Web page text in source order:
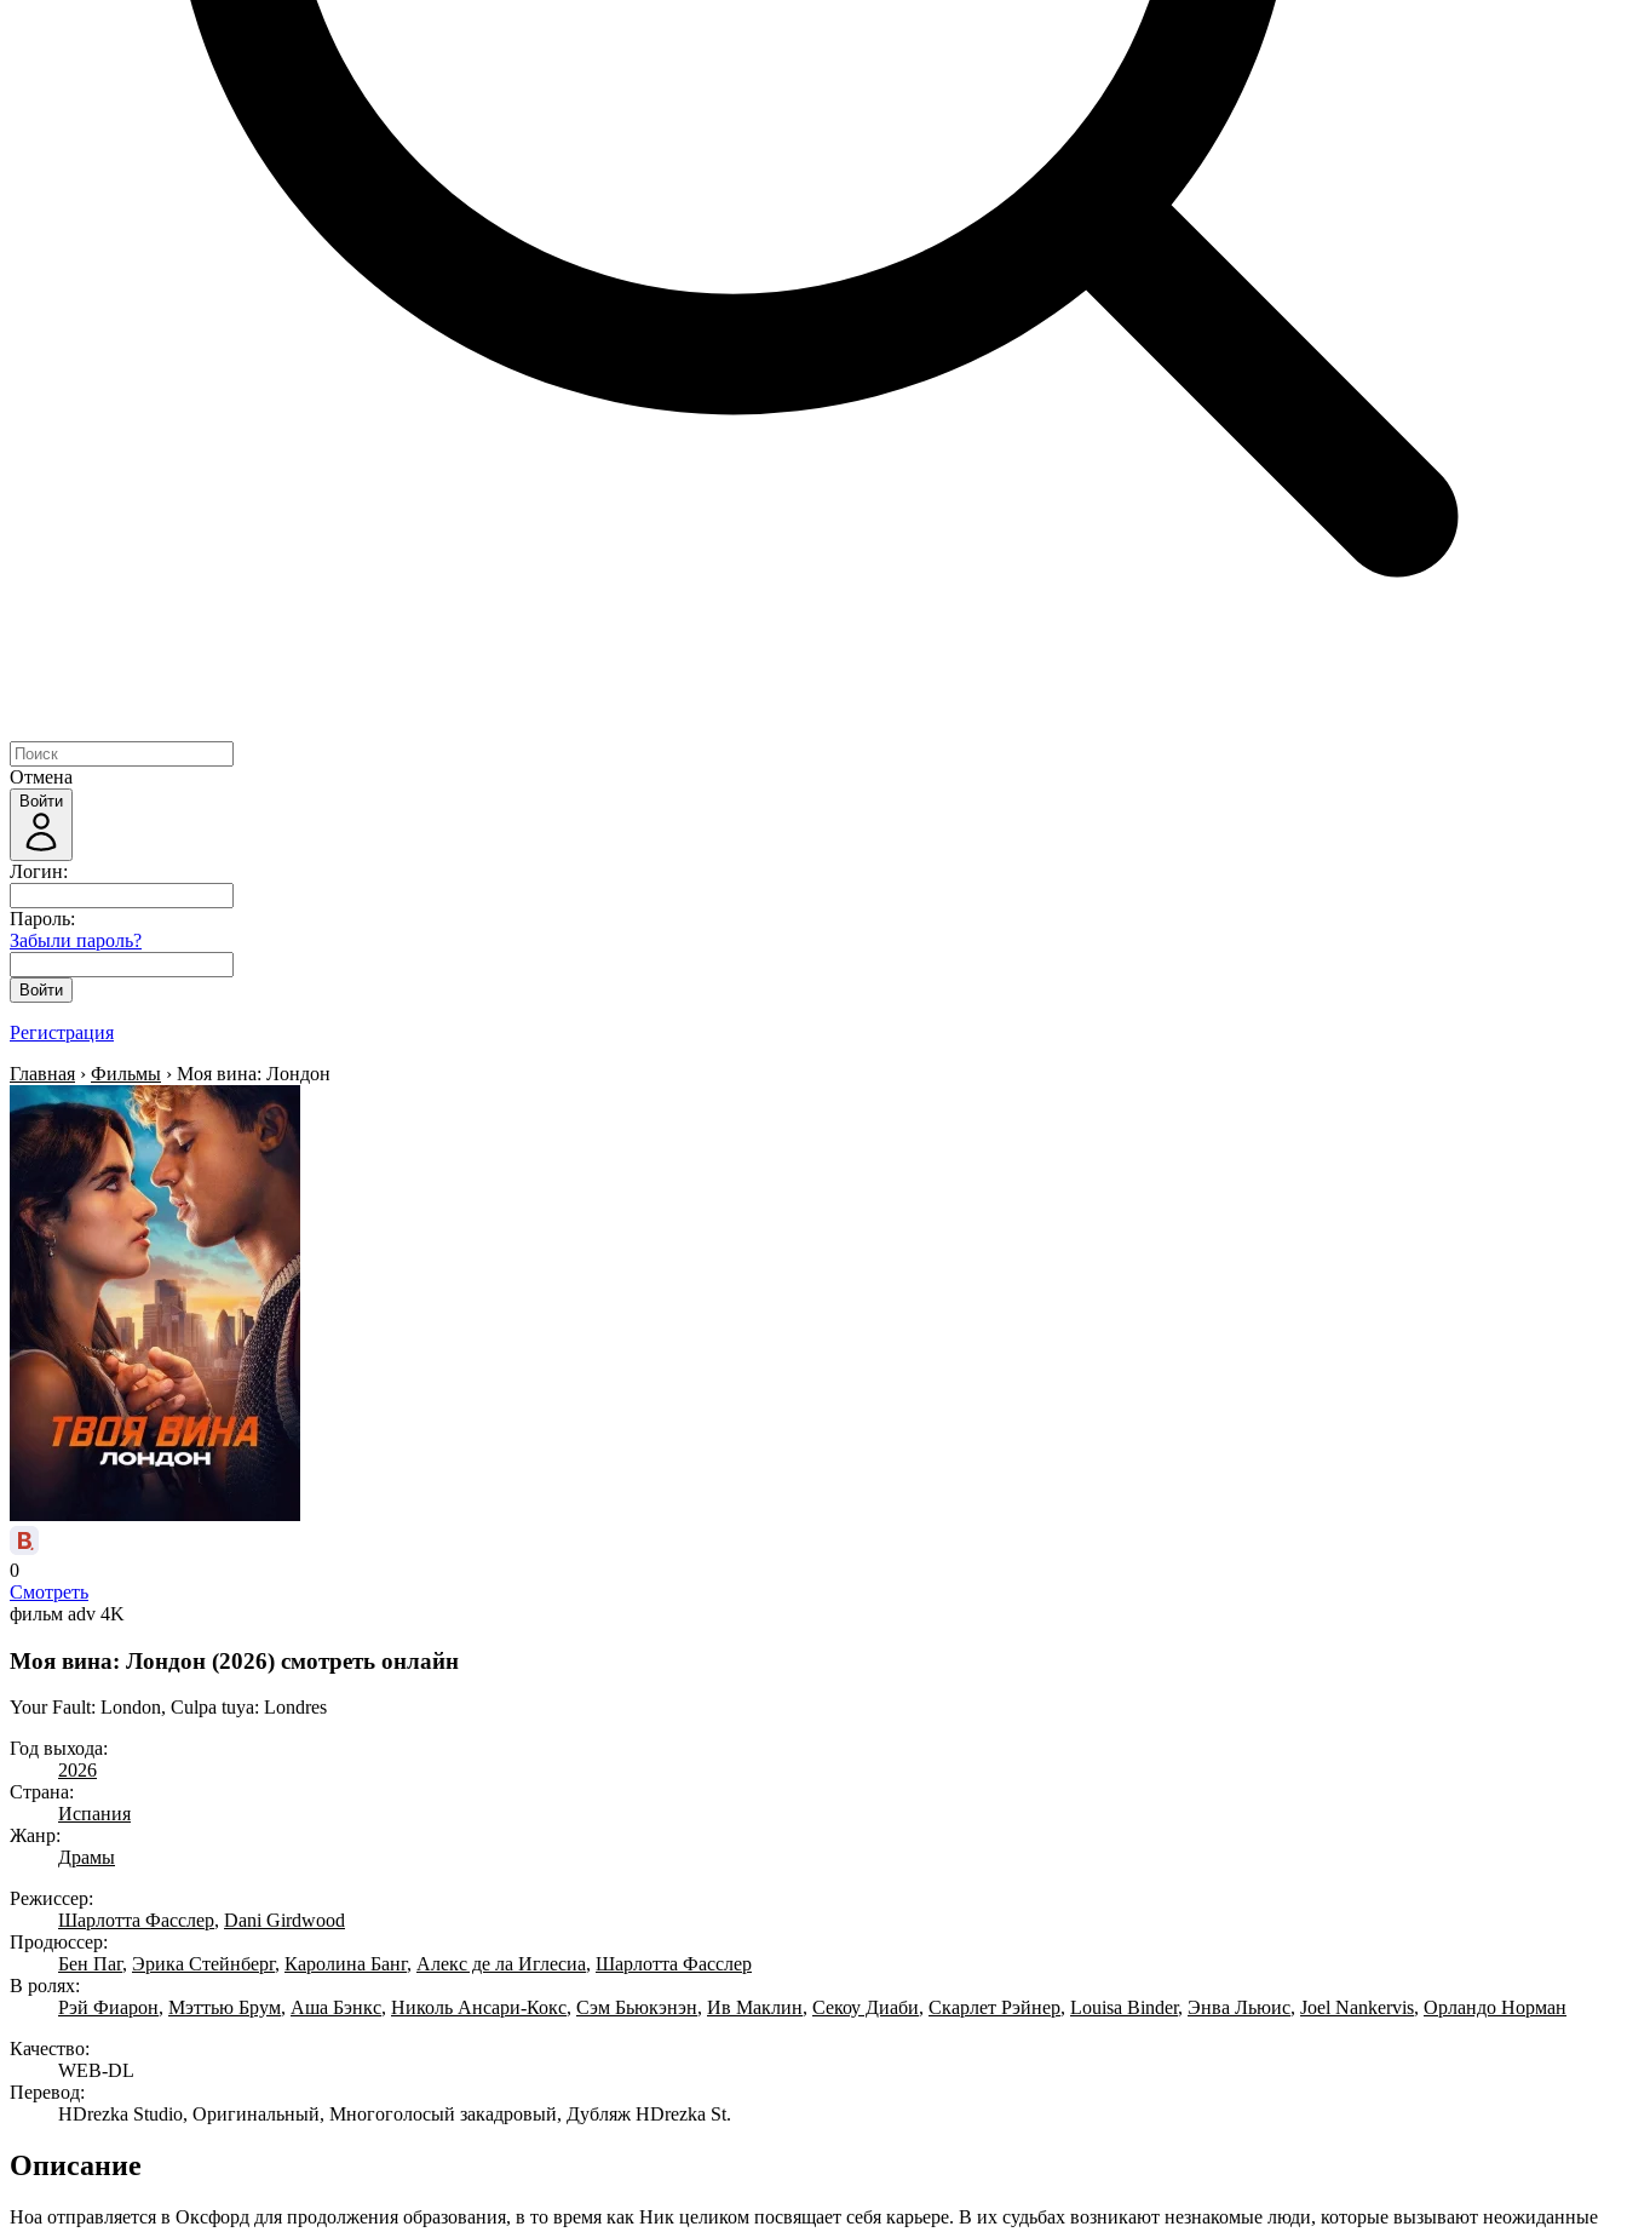
Отмена
Войти
Логин:
Пароль:
Забыли пароль?
Войти
Регистрация
Главная › Фильмы › Моя вина: Лондон
0
Смотреть
фильм adv 4K
Моя вина: Лондон (2026) смотреть онлайн
Your Fault: London, Culpa tuya: Londres
Год выхода:
2026
Страна:
Испания
Жанр:
Драмы
Режиссер:
Шарлотта Фасcлер, Dani Girdwood
Продюссер:
Бен Паг, Эрика Стейнберг, Каролина Банг, Алекс де ла Иглесиа, Шарлотта Фасcлер
В ролях:
Рэй Фиарон, Мэттью Брум, Аша Бэнкс, Николь Ансари-Кокс, Сэм Бьюкэнэн, Ив Маклин, Секоу Диаби, Скарлет Рэйнер, Louisa Binder, Энва Льюис, Joel Nankervis, Орландо Норман
Качество:
WEB-DL
Перевод:
HDrezka Studio, Оригинальный, Многоголосый закадровый, Дубляж HDrezka St.
Описание
Ноа отправляется в Оксфорд для продолжения образования, в то время как Ник целиком посвящает себя карьере. В их судьбах возникают незнакомые люди, которые вызывают неожиданные